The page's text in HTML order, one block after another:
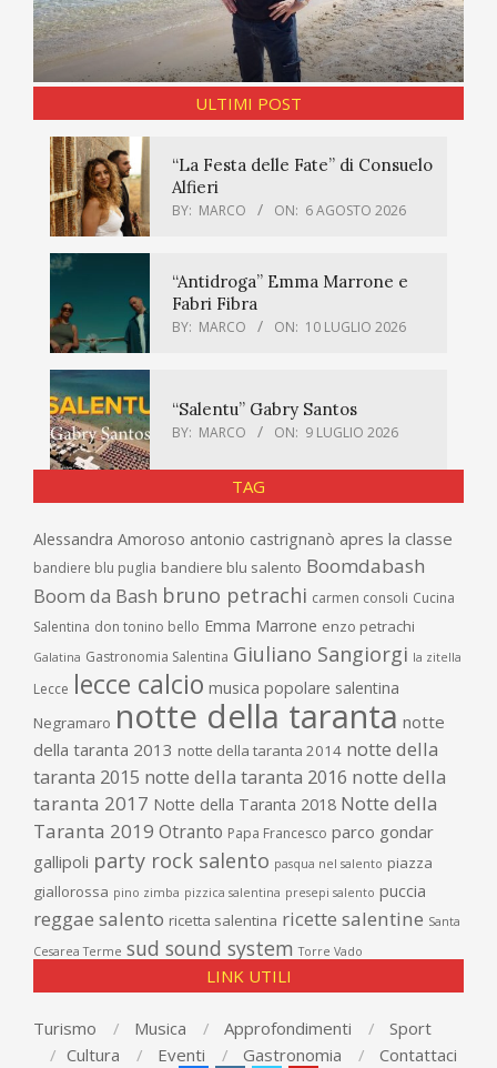
ULTIMI POST
“La Festa delle Fate” di Consuelo
Alfieri
BY: MARCO ON: 6 AGOSTO 2026
“Antidroga” Emma Marrone e
Fabri Fibra
BY: MARCO ON: 10 LUGLIO 2026
“Salentu” Gabry Santos
BY: MARCO ON: 9 LUGLIO 2026
TAG
Alessandra Amoroso antonio castrignanò apres la classe
bandiere blu puglia bandiere blu salento Boomdabash
Boom da Bash bruno petrachi carmen consoli Cucina
Salentina don tonino bello Emma Marrone enzo petrachi
Galatina Gastronomia Salentina Giuliano Sangiorgi la zitella
Lecce lecce calcio musica popolare salentina
Negramaro notte della taranta notte
della taranta 2013 notte della taranta 2014 notte della
taranta 2015 notte della taranta 2016 notte della
taranta 2017 Notte della Taranta 2018 Notte della
Taranta 2019 Otranto Papa Francesco parco gondar
gallipoli party rock salento pasqua nel salento piazza
giallorossa pino zimba pizzica salentina presepi salento puccia
reggae salento ricetta salentina ricette salentine Santa
Cesarea Terme sud sound system Torre Vado
LINK UTILI
Turismo Musica Approfondimenti
Sport
Cultura
Eventi Gastronomia Contattaci